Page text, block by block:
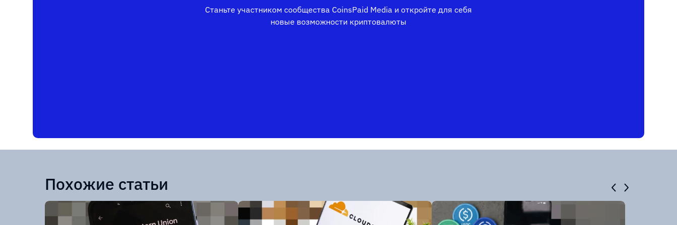
Станьте участником сообщества CoinsPaid Media и откройте для себя
новые возможности криптовалюты
Похожие статьи